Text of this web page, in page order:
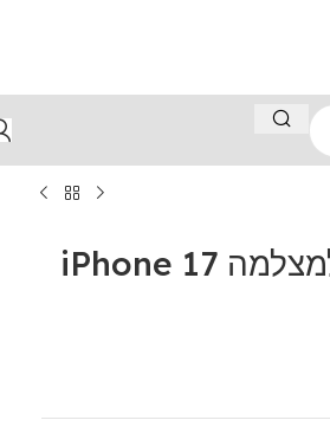
Ninthpro פלטת אלומיניום למצלמה iPhone 17